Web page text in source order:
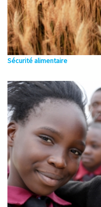
Sécurité alimentaire